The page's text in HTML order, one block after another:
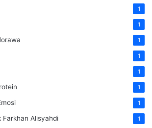
1
1
1
1
1
1
1
Farkhan Alisyahdi 1